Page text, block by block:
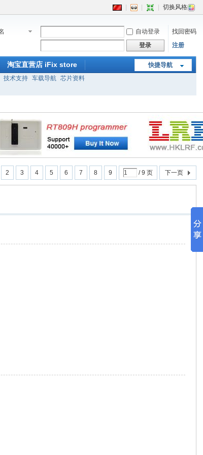
切换风格
自动登录
找回密码
登录 注册
快捷导航
淘宝直营店 iFix store
技术支持 车载导航 芯片资料
2 3 4 5 6 7 8 9 / 9 页 下一页